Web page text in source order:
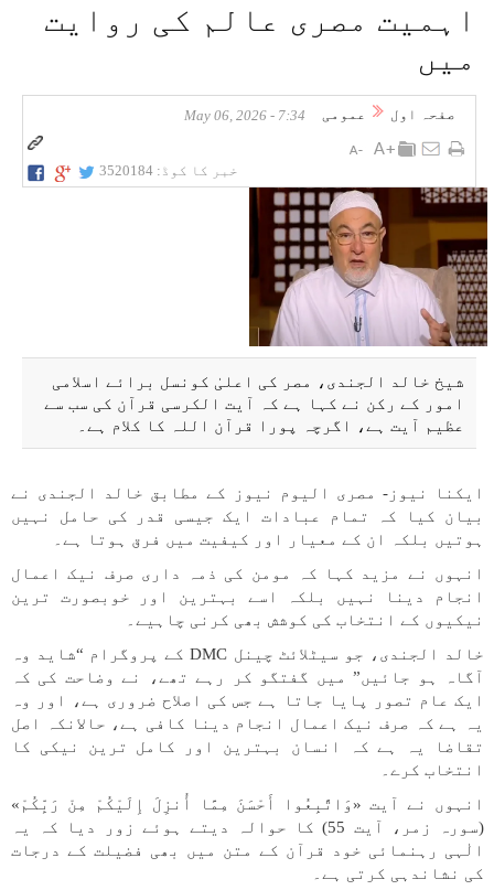
اہمیت مصری عالم کی روایت
میں
صفحہ اول عمومی 7:34 - May 06, 2026
خبر کا کوڈ: 3520184
شیخ خالد الجندی، مصر کی اعلیٰ کونسل برائے اسلامی
امور کے رکن نے کہا ہے کہ آیت الکرسی قرآن کی سب سے
عظیم آیت ہے، اگرچہ پورا قرآن اللہ کا کلام ہے۔
ایکنا نیوز- مصری الیوم نیوز کے مطابق خالد الجندی نے
بیان کیا کہ تمام عبادات ایک جیسی قدر کی حامل نہیں
ہوتیں بلکہ ان کے معیار اور کیفیت میں فرق ہوتا ہے۔
انہوں نے مزید کہا کہ مومن کی ذمہ داری صرف نیک اعمال
انجام دینا نہیں بلکہ اسے بہترین اور خوبصورت ترین
نیکیوں کے انتخاب کی کوشش بھی کرنی چاہیے۔
خالد الجندی، جو سیٹلائٹ چینل DMC کے پروگرام “شاید وہ
آگاہ ہو جائیں” میں گفتگو کر رہے تھے، نے وضاحت کی کہ
ایک عام تصور پایا جاتا ہے جس کی اصلاح ضروری ہے، اور وہ
یہ ہے کہ صرف نیک اعمال انجام دینا کافی ہے، حالانکہ اصل
تقاضا یہ ہے کہ انسان بہترین اور کامل ترین نیکی کا
انتخاب کرے۔
انہوں نے آیت «وَاتَّبِعُوا أَحْسَنَ مِمَّا أُنزِلَ إِلَیْکُمْ مِنْ رَبِّکُمْ»
(سورہ زمر، آیت 55) کا حوالہ دیتے ہوئے زور دیا کہ یہ
الٰہی رہنمائی خود قرآن کے متن میں بھی فضیلت کے درجات
کی نشاندہی کرتی ہے۔